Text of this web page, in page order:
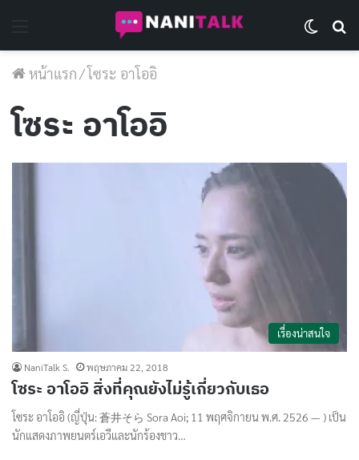
หน้าแรก/โซระ อาโออิ
โซระ อาโออิ
เรื่องน่าสนใจ
NaniTalk S. พฤษภาคม 22, 2018
โซระ อาโออิ สิ่งที่คุณยังไม่รู้เกี่ยวกับเธอ
โซระ อาโออิ (ญี่ปุ่น: 蒼井そら Sora Aoi; 11 พฤศจิกายน พ.ศ. 2526 — ) เป็น
นักแสดงภาพยนตร์เอวีและนักร้องชาว…